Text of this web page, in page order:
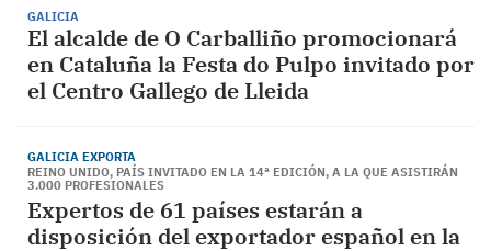
GALICIA
El alcalde de O Carballiño promocionará
en Cataluña la Festa do Pulpo invitado por
el Centro Gallego de Lleida
GALICIA EXPORTA
REINO UNIDO, PAÍS INVITADO EN LA 14ª EDICIÓN, A LA QUE ASISTIRÁN
3.000 PROFESIONALES
Expertos de 61 países estarán a
disposición del exportador español en la